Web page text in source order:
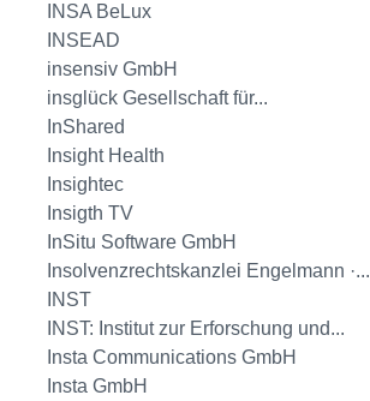
INSA BeLux
INSEAD
insensiv GmbH
insglück Gesellschaft für...
InShared
Insight Health
Insightec
Insigth TV
InSitu Software GmbH
Insolvenzrechtskanzlei Engelmann ·...
INST
INST: Institut zur Erforschung und...
Insta Communications GmbH
Insta GmbH